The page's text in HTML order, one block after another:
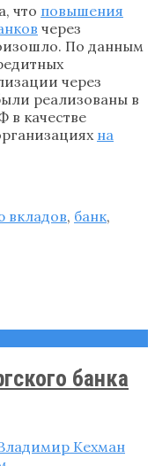
что повышения
через
По данным
через
реализованы в
в качестве
на
вкладов, банк,
банка